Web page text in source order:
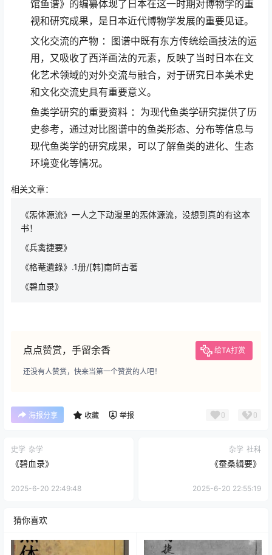
馆鱼谱》的编纂体现了日本在这一时期对博物学的重
视和研究成果，是日本近代博物学发展的重要见证。
文化交流的产物 ：图谱中既有东方传统绘画技法的运
用，又吸收了西洋画法的元素，反映了当时日本在文
化艺术领域的对外交流与融合，对于研究日本美术史
和文化交流史具有重要意义。
鱼类学研究的重要资料 ：为现代鱼类学研究提供了历
史参考，通过对比图谱中的鱼类形态、分布等信息与
现代鱼类学的研究成果，可以了解鱼类的进化、生态
环境变化等情况。
相关文章：
《炁体源流》一人之下动漫里的炁体源流，没想到真的有这本
书！
《兵禽捷要》
《格菴遺錄》.1册/[韩]南師古著
《碧血录》
点点赞赏，手留余香 给TA打赏
还没有人赞赏，快来当第一个赞赏的人吧！
海报分享 收藏 举报 0 0
史学 杂学
《碧血录》
2025-6-20 22:49:48
杂学 社科
《蚕桑辑要》
2025-6-20 22:55:19
猜你喜欢